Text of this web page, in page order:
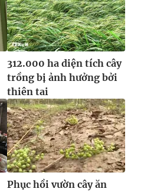
312.000 ha diện tích cây
trồng bị ảnh hưởng bởi
thiên tai
Phục hồi vườn cây ăn